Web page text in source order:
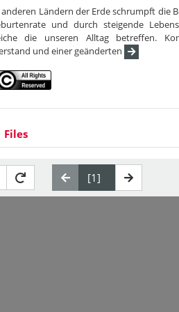
Ländern der Erde schrumpft
und durch steigende
die unseren Alltag betreffen.
und einer geänderten
Files